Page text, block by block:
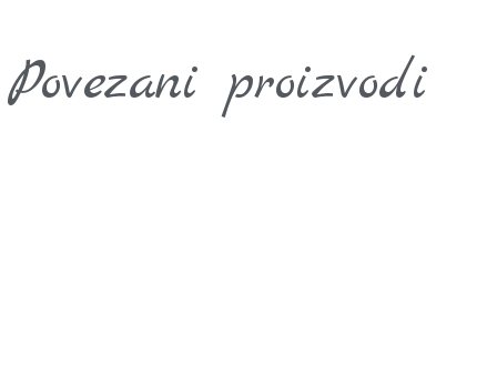
Povezani proizvodi